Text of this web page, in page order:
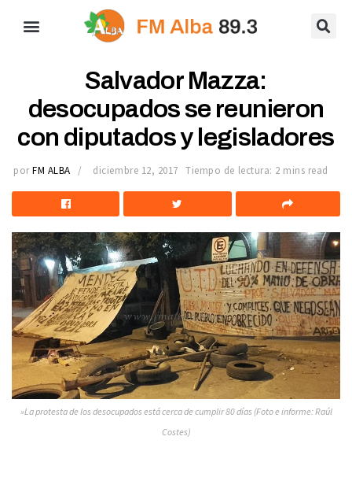
Salvador Mazza:
desocupados se reunieron
con diputados y legisladores
por FM ALBA diciembre 12, 2017 Tiempo de lectura: 2 mins read
»La protesta de los desocupados está cerca de cumplir 80 días (Foto e informe: Raúl
Costes)